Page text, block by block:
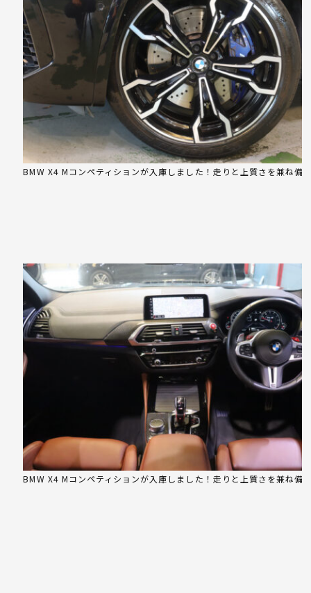
BMW X4 Mコンペティションが入庫しました！走りと上質さを兼ね備
BMW X4 Mコンペティションが入庫しました！走りと上質さを兼ね備